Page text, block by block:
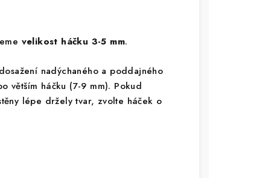
velikost háčku 3-5 mm.
nadýchaného a poddajného
větším háčku (7-9 mm). Pokud
lépe držely tvar, zvolte háček o